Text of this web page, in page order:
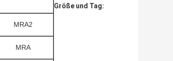
MRA2
MRA
Größe und Tag: